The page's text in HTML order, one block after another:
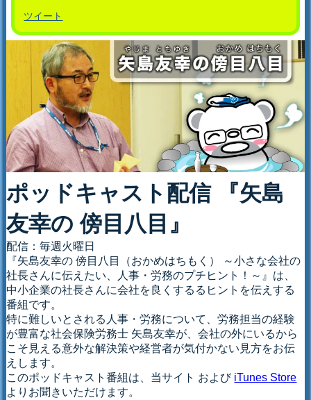
ツイート
ポッドキャスト配信 『矢島
友幸の 傍目八目』
配信：毎週火曜日
『矢島友幸の 傍目八目（おかめはちもく） ～小さな会社の
社長さんに伝えたい、人事・労務のプチヒント！～』は、
中小企業の社長さんに会社を良くするるヒントを伝えする
番組です。
特に難しいとされる人事・労務について、労務担当の経験
が豊富な社会保険労務士 矢島友幸が、会社の外にいるから
こそ見える意外な解決策や経営者が気付かない見方をお伝
えします。
このポッドキャスト番組は、当サイト および iTunes Store
よりお聞きいただけます。